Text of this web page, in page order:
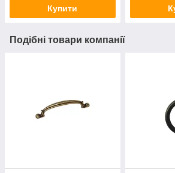
Купити
Подібні товари компанії